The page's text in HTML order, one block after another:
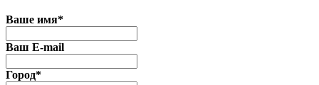
Ваше имя*
Ваш E-mail
Город*